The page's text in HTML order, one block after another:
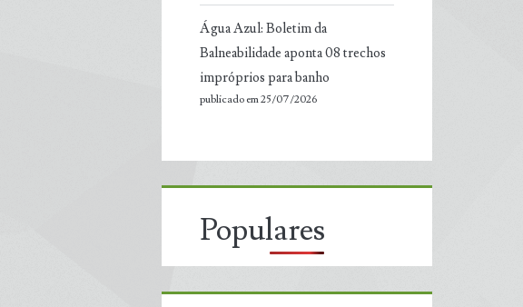
Água Azul: Boletim da
Balneabilidade aponta 08 trechos
impróprios para banho
publicado em 25/07/2026
Populares